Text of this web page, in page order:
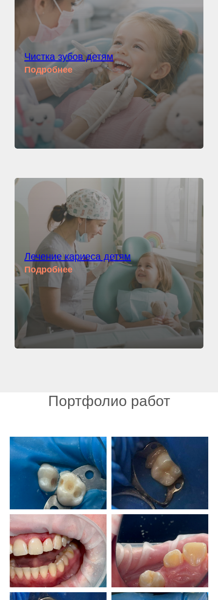
Чистка зубов детям
Подробнее
Лечение кариеса детям
Подробнее
Портфолио работ
Отзывы пациентов
Кристина